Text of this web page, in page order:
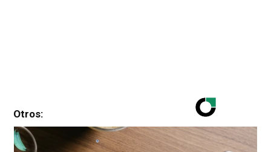
Otros: